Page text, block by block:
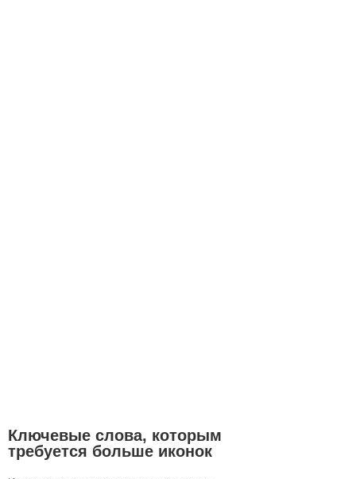
Ключевые слова, которым
требуется больше иконок